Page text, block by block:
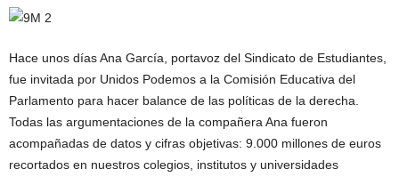
Hace unos días Ana García, portavoz del Sindicato de Estudiantes,
fue invitada por Unidos Podemos a la Comisión Educativa del
Parlamento para hacer balance de las políticas de la derecha.
Todas las argumentaciones de la compañera Ana fueron
acompañadas de datos y cifras objetivas: 9.000 millones de euros
recortados en nuestros colegios, institutos y universidades